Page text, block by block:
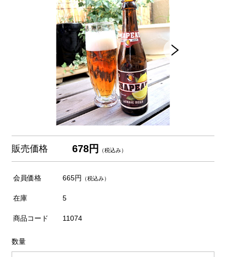
販売価格 678円 （税込み）
会員価格 665円 （税込み）
在庫 5
商品コード 11074
数量